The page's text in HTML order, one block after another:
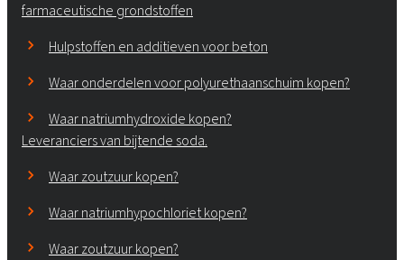
farmaceutische grondstoffen
Hulpstoffen en additieven voor beton
Waar onderdelen voor polyurethaanschuim kopen?
Waar natriumhydroxide kopen?
Leveranciers van bijtende soda.
Waar zoutzuur kopen?
Waar natriumhypochloriet kopen?
Waar zoutzuur kopen?